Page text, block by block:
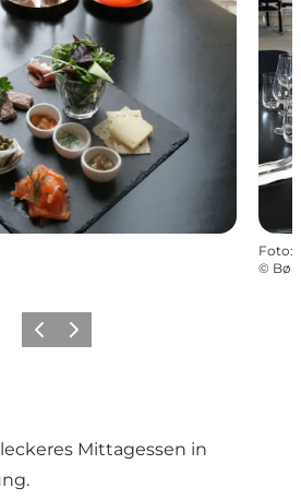
Foto:
©
ZurückWeiter
Mittagessen in